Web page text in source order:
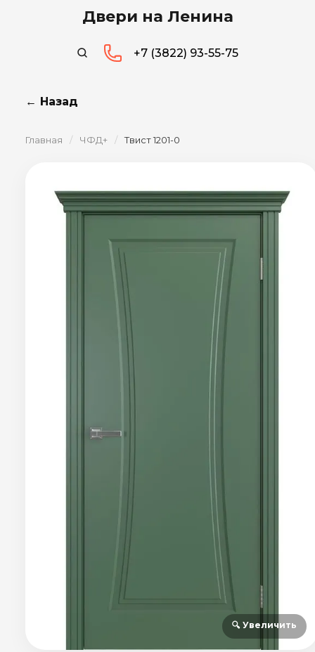
Двери на Ленина
+7 (3822) 93-55-75
← Назад
Главная / ЧФД+ / Твист 1201-0
🔍 Увеличить